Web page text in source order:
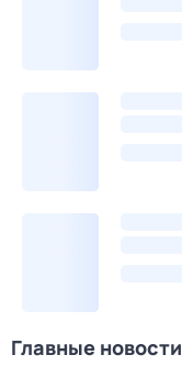
Главные новости